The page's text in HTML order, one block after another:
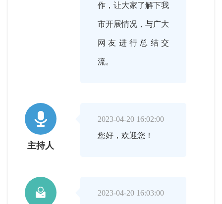
作，让大家了解下我
市开展情况，与广大
网友进行总结交
流。

主持人
2023-04-20 16:02:00
您好，欢迎您！

2023-04-20 16:03:00